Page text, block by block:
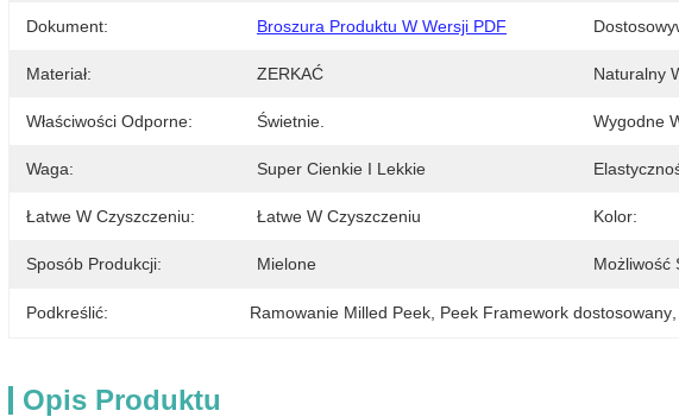
Dokument: Broszura Produktu W Wersji PDF
Materiał: ZERKAĆ Naturalny
Właściwości Odporne: Świetnie. Wygodne
Waga: Super Cienkie I Lekkie
Łatwe W Czyszczeniu: Łatwe W Czyszczeniu Kolor:
Sposób Produkcji: Mielone Możliwość
Podkreślić: Ramowanie Milled Peek Peek Framework dostosowany
Opis Produktu